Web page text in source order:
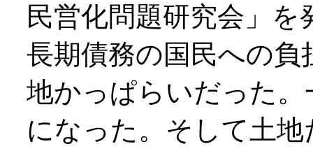
民営化問題研究会」
長期債務の国民への
地かっぱらいだった
になった。そして土